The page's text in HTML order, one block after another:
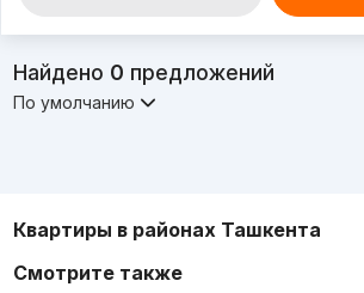
Найдено 0 предложений
По умолчанию
Квартиры в районах Ташкента
Смотрите также